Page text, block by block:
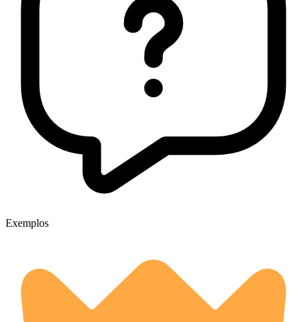
Exemplos